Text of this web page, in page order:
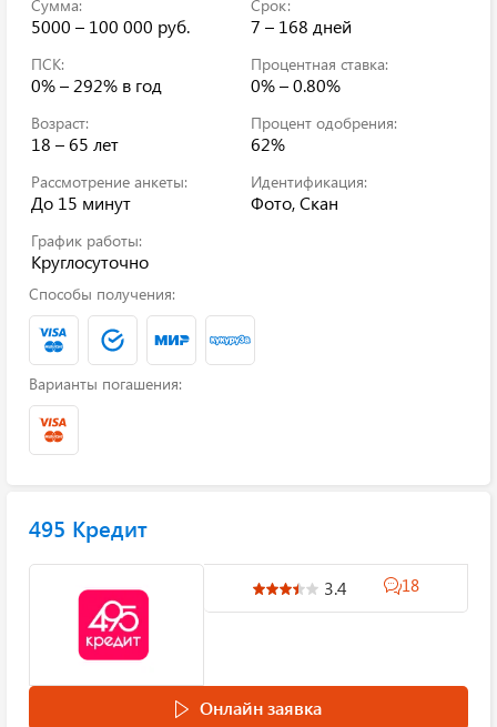
Сумма:
5000 – 100 000 руб.
Срок:
7 – 168 дней
ПСК:
0% – 292% в год
Процентная ставка:
0% – 0.80%
Возраст:
18 – 65 лет
Процент одобрения:
62%
Рассмотрение анкеты:
До 15 минут
Идентификация:
Фото, Скан
График работы:
Круглосуточно
Способы получения:
Варианты погашения:
495 Кредит
3.4 18
Онлайн заявка